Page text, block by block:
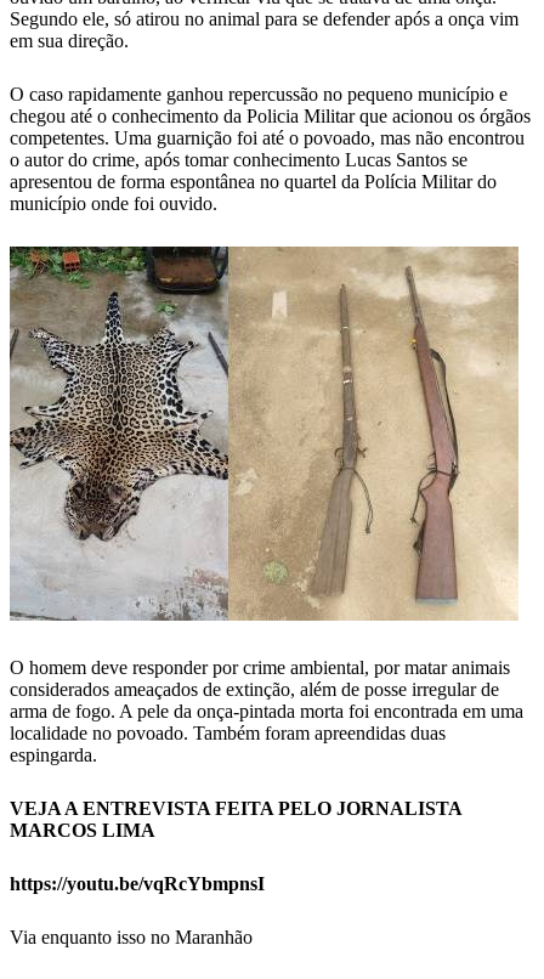
Segundo ele, só atirou no animal para se defender após a onça vim
em sua direção.
O caso rapidamente ganhou repercussão no pequeno município e
chegou até o conhecimento da Policia Militar que acionou os órgãos
competentes. Uma guarnição foi até o povoado, mas não encontrou
o autor do crime, após tomar conhecimento Lucas Santos se
apresentou de forma espontânea no quartel da Polícia Militar do
município onde foi ouvido.
O homem deve responder por crime ambiental, por matar animais
considerados ameaçados de extinção, além de posse irregular de
arma de fogo. A pele da onça-pintada morta foi encontrada em uma
localidade no povoado. Também foram apreendidas duas
espingarda.
VEJA A ENTREVISTA FEITA PELO JORNALISTA
MARCOS LIMA
https://youtu.be/vqRcYbmpnsI
Via enquanto isso no Maranhão